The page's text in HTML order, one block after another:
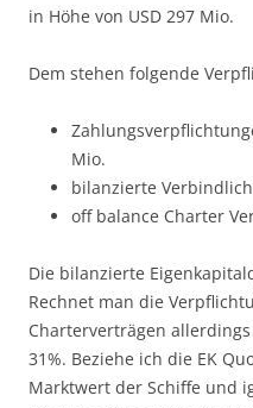
in Höhe von USD 297 Mio.
Dem stehen folgende
Mio.
bilanzierte
off balance Charter
Die bilanzierte
Rechnet man die
Charterverträgen
31%. Beziehe ich die EK
Marktwert der Schiffe und